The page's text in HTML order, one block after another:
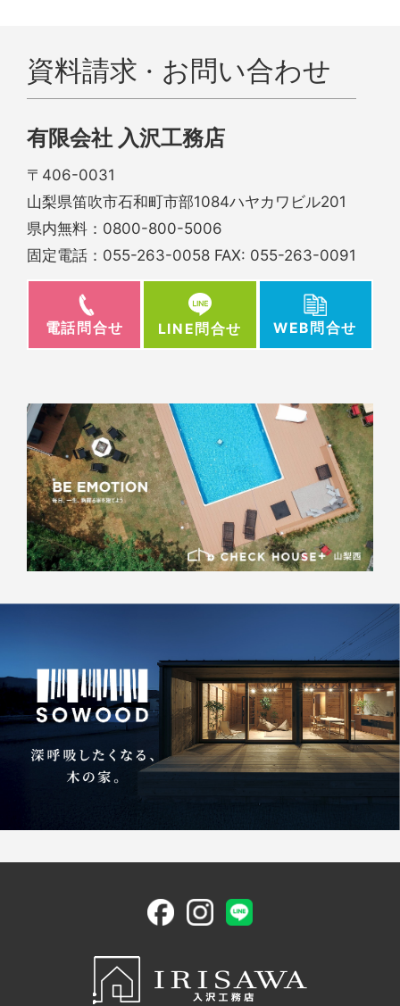
資料請求 · お問い合わせ
有限会社 入沢工務店
〒406-0031
山梨県笛吹市石和町市部1084ハヤカワビル201
県内無料： 0800-800-5006
固定電話： 055-263-0058 FAX: 055-263-0091
電話問合せ LINE問合せ WEB問合せ